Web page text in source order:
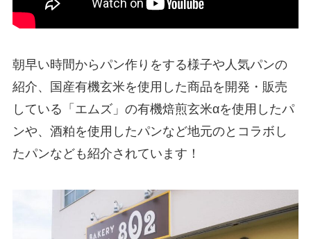
朝早い時間からパン作りをする様子や人気パンの
紹介、国産有機玄米を使用した商品を開発・販売
している「エムズ」の有機焙煎玄米αを使用したパ
ンや、酒粕を使用したパンなど地元のとコラボし
たパンなども紹介されています！